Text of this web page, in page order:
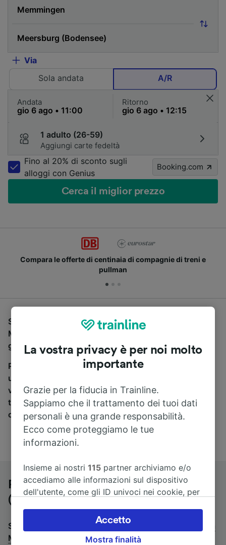
Via
Sola andata
A/R
Andata Ritorno
1 adulto (26-59)
Aggiungi carte fedeltà
Fino al 20% di sconto sugli
alloggi con Genius
Booking.com
Cerca il miglior prezzo
Compara le offerte di centinaia di compagnie di treni e
pullman
Se stai cercando un pullman per viaggiare da
Memmingen a Meersburg (Bodensee), sei nel posto
giusto.
Per trovare i biglietti dei pullman, è sufficiente avviare
una ricerca in alto, e compareremo i tempi e i costi del
viaggio in treno e in pullman. Con Trainline puoi
trovare i biglietti per viaggiare con oltre 170
compagnie ferroviarie e dei pullman.
Pullman da Memmingen a Meersburg
(Bodensee)
Stai cercando un viaggio di ritorno? Vai su
Meersburg (Bodensee) a Memmingen
La vostra privacy è per noi molto
importante
Grazie per la fiducia in Trainline.
Sappiamo che il trattamento dei tuoi dati
personali è una grande responsabilità.
Ecco come proteggiamo le tue
informazioni.
Insieme ai nostri115 partner archiviamo e/o
accediamo alle informazioni sul dispositivo
dell'utente, come gli ID univoci nei cookie, per
accettare o gestire le proprie scelte facendo
clic di seguito, tra cui il proprio diritto di
opporsi sulla base di un interesse legittimo o
Mostra finalità
Accetto